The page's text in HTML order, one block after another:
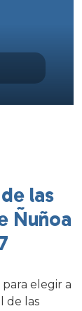
las
Ñuñoa
elegir a
de las